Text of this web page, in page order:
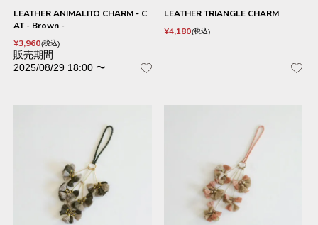
LEATHER ANIMALITO CHARM - C
AT - Brown -
¥3,960 税込
販売期間
2025/08/29 18:00 〜
LEATHER TRIANGLE CHARM
¥4,180 税込